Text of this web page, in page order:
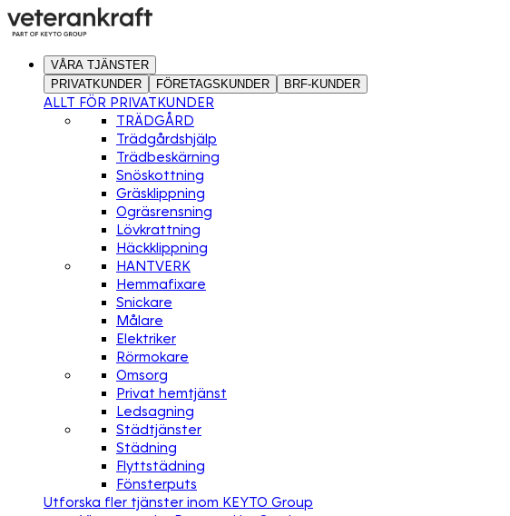
VÅRA TJÄNSTER
PRIVATKUNDER
FÖRETAGSKUNDER BRF-KUNDER
ALLT FÖR PRIVATKUNDER
TRÄDGÅRD
Trädgårdshjälp
Trädbeskärning
Snöskottning
Gräsklippning
Ogräsrensning
Lövkrattning
Häckklippning
HANTVERK
Hemmafixare
Snickare
Målare
Elektriker
Rörmokare
Omsorg
Privat hemtjänst
Ledsagning
Städtjänster
Städning
Flyttstädning
Fönsterputs
Utforska fler tjänster inom KEYTO Group